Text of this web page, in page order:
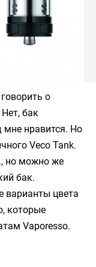
о
бак
мне нравится. Но
Veco Tank.
но можно же
бак.
варианты цвета
которые
Vaporesso.